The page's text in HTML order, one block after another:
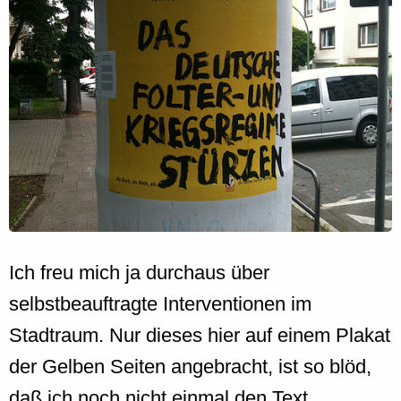
Ich freu mich ja durchaus über
selbstbeauftragte Interventionen im
Stadtraum. Nur dieses hier auf einem Plakat
der Gelben Seiten angebracht, ist so blöd,